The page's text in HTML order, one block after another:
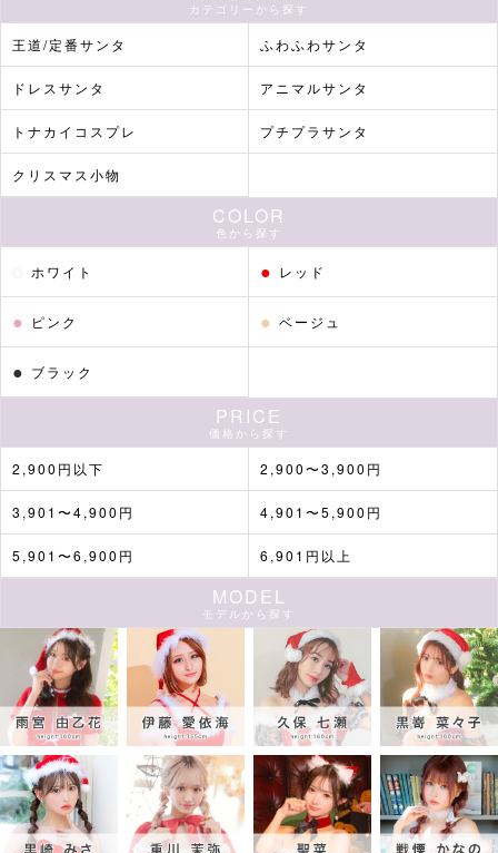
カテゴリーから探す
王道/定番サンタ ふわふわサンタ
ドレスサンタ アニマルサンタ
トナカイコスプレ プチプラサンタ
クリスマス小物
COLOR
色から探す
ホワイト ● レッド
● ピンク ● ベージュ
● ブラック
PRICE
価格から探す
2,900円以下 2,900〜3,900円
3,901〜4,900円 4,901〜5,900円
5,901〜6,900円 6,901円以上
MODEL
モデルから探す